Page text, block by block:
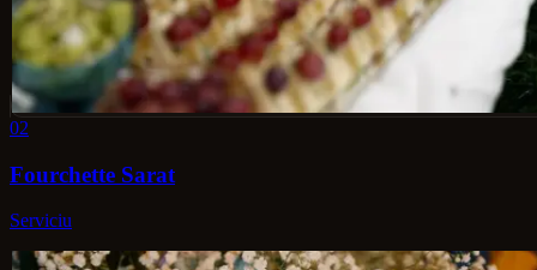
02
Fourchette Sarat
Serviciu